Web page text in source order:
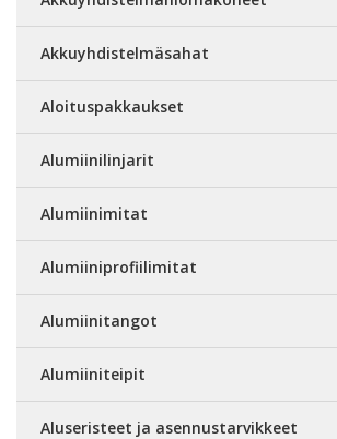
Akkuyhdistelmäsahat
Aloituspakkaukset
Alumiinilinjarit
Alumiinimitat
Alumiiniprofiilimitat
Alumiinitangot
Alumiiniteipit
Aluseristeet ja asennustarvikkeet